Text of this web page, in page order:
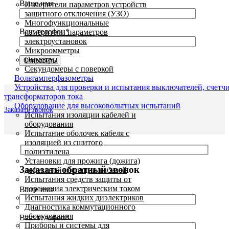
Ваше имя
Ваш телефон*
Заказать звонок
Заказать обратный звонок
Ваше имя
Ваш телефон*
Измерители параметров устройств
защитного отключения (УЗО)
Многофункциональные
измерители параметров
электроустановок
Микроомметры
Омметры
Секундомеры с поверкой
Вольтамперфазометры
Устройства для проверки и испытания выключателей,
трансформаторов тока
Оборудование для высоковольтных испытаний
Испытания изоляции кабелей и
оборудования
Испытание оболочек кабеля с
изоляцией из сшитого
полиэтилена
Установки для прожига (дожига)
дефектной изоляции кабелей
Испытания средств защиты от
поражения электрическим током
Испытания жидких диэлектриков
Диагностика коммутационного
оборудования
Приборы и системы для